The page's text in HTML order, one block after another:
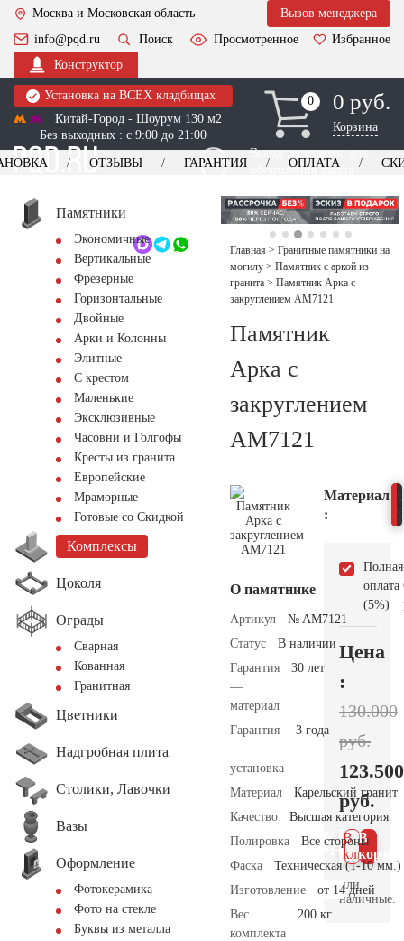
Москва и Московская область
Вызов менеджера
info@pqd.ru
Поиск Просмотренное
Избранное
Конструктор
Установка на ВСЕХ кладбищах
Китай-Город - Шоурум 130 м2
Без выходных : с 9:00 до 21:00
0
0 0 руб.
Корзина
Выезд менеджера для
оформления заказа
+7 (495) 518-44-23
Обратный звонок
ОТЗЫВЫ ГАРАНТИЯ ОПЛАТА
Памятники
Экономичные
Вертикальные
Фрезерные
Горизонтальные
Двойные
Арки и Колонны
Элитные
С крестом
Маленькие
Эксклюзивные
Часовни и Голгофы
Кресты из гранита
Европейские
Мраморные
Готовые со Скидкой
Комплексы
Цоколя
Ограды
Сварная
Кованная
Гранитная
Цветники
Надгробная плита
Столики, Лавочки
Вазы
Оформление
Фотокерамика
Фото на стекле
Буквы из металла
Главная > Гранитные памятники на
могилу > Памятник с аркой из
гранита > Памятник Арка с
закруглением AM7121
Памятник
Арка с
закруглением
AM7121
О памятнике
Артикул
№ AM7121
Статус
В наличии
Гарантия
—
материал
30 лет
Гарантия
—
установка
3 года
Материал
Карельский гранит
Качество
Высшая категория
Полировка
Все стороны
Фаска
Техническая (1-10 мм.)
Изготовление
от 14 дней
Вес
комплекта
200 кг.
Материал
:
Полная
оплата
(5%)
Цена
:
130.000
руб.
123.500
руб.
В
В 1
клик
или
наличные.